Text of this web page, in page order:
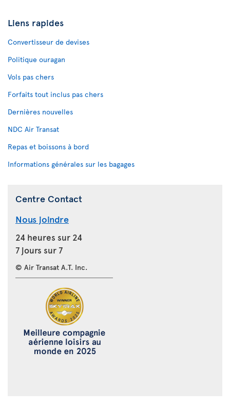
Liens rapides
Convertisseur de devises
Politique ouragan
Vols pas chers
Forfaits tout inclus pas chers
Dernières nouvelles
NDC Air Transat
Repas et boissons à bord
Informations générales sur les bagages
Centre Contact
Nous joindre
24 heures sur 24
7 jours sur 7
© Air Transat A.T. Inc.